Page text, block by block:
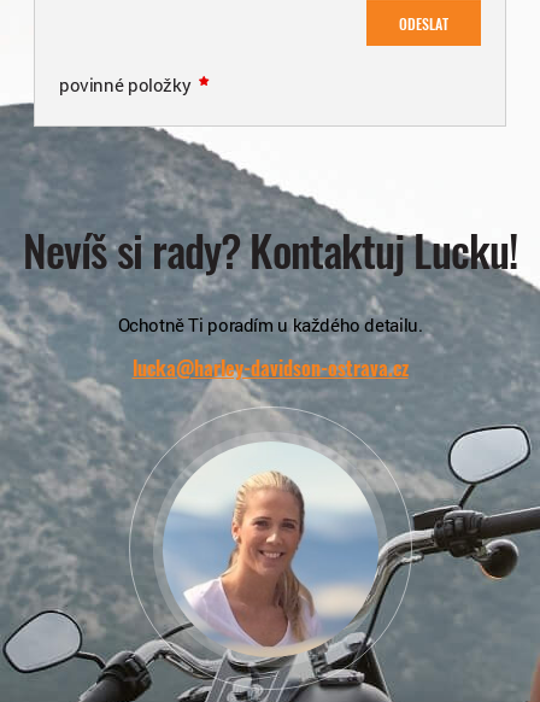
ODESLAT
povinné položky
Nevíš si rady? Kontaktuj Lucku!
Ochotně Ti poradím u každého detailu.
lucka@harley-davidson-ostrava.cz